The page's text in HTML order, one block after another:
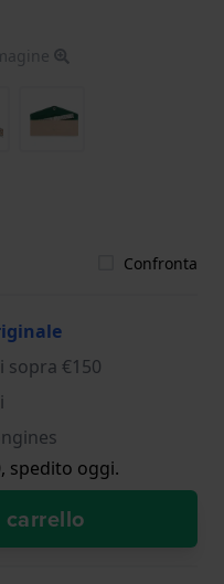
Confronta
sopra €150
spedito oggi.